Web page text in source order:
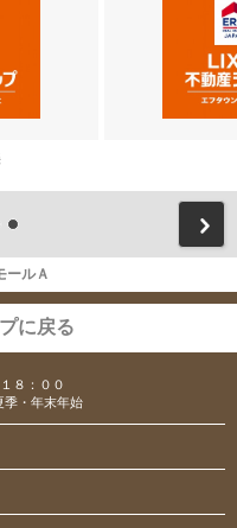
ールＡ
に戻る
８：００
季・年末年始